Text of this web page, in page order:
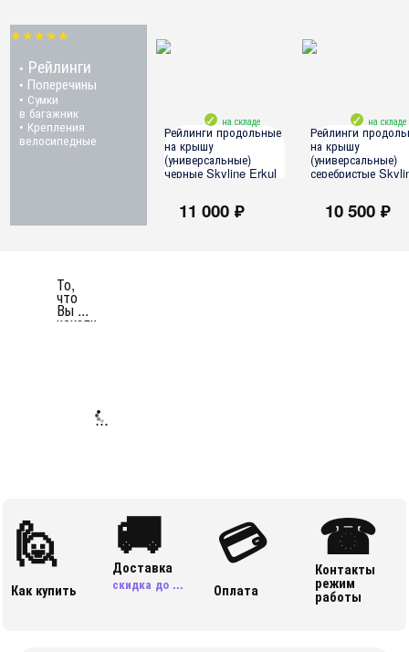
★★★★★
• Рейлинги
• Поперечины
• Сумки
в багажник
• Крепления
велосипедные
на складе
Рейлинги продольные
на крышу
(универсальные)
черные Skyline Erkul
11 000 ₽
на складе
Рейлинги
на крышу
(универсальные)
серебристые
10 500 ₽
То,
что
Вы ...
искали
...
🙋
Как купить
🚚
Доставка
скидка до ...
💳
Оплата
☎
Контакты
режим
работы